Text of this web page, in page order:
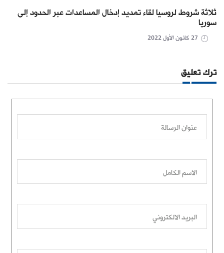
ثلاثة شروط لروسيا لقاء تمديد إدخال المساعدات عبر الحدود إلى
سوريا
ترك تعليق
عنوان الرسالة
الاسم الكامل
البريد الالكتروني